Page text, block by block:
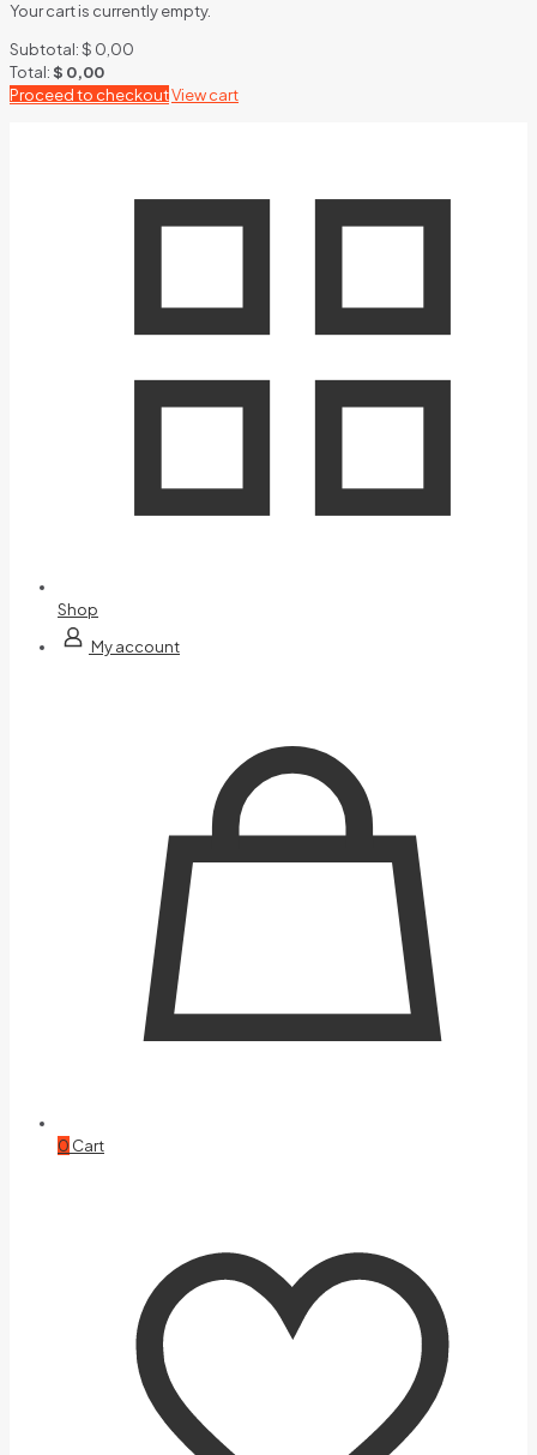
Your cart is currently empty.
Subtotal:$ 0,00
Total:$ 0,00
Proceed to checkoutView cart
Shop
My account
0 Cart